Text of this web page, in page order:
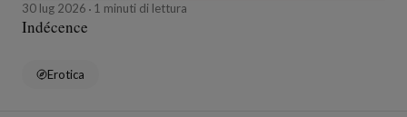
30 lug 2026 1 minuti di lettura
Indécence
Erotica